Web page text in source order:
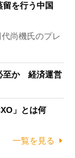
を行う中国
尚機氏のプレ
至か 経済運営
」とは何
一覧を見る